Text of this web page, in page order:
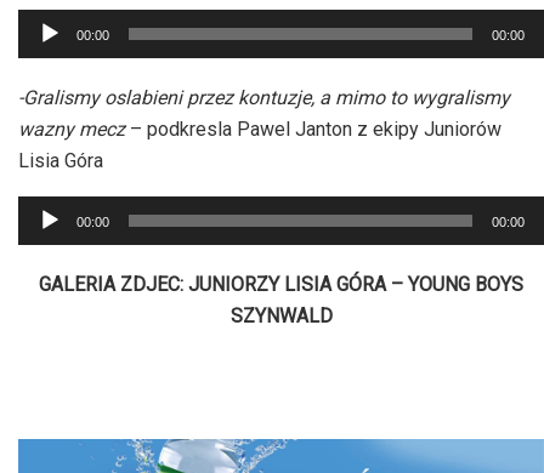
Odtwarzacz
plików
dźwiękowych
00:00 00:00
-Gralismy oslabieni przez kontuzje, a mimo to wygralismy
wazny mecz– podkresla Pawel Janton z ekipy Juniorów
Lisia Góra
Odtwarzacz
plików
dźwiękowych
00:00 00:00
GALERIA ZDJEC: JUNIORZY LISIA GÓRA – YOUNG BOYS
SZYNWALD